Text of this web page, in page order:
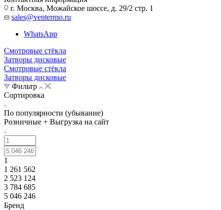
г. Москва, Можайское шоссе, д. 29/2 стр. 1
sales@ventermo.ru
WhatsApp
Смотровые стёкла
Затворы дисковые
Смотровые стёкла
Затворы дисковые
Фильтр
Сортировка
По популярности (убывание)
Розничные + Выгрузка на сайт
1
1 261 562
2 523 124
3 784 685
5 046 246
Бренд